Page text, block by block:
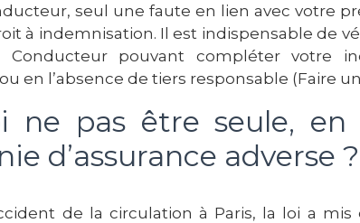
seul une faute en lien avec votre
à indemnisation. Il est indispensable de
Conducteur pouvant compléter votre
en l’absence de tiers responsable (Faire
ne pas être seule,
d’assurance adverse ?
de la circulation à Paris, la loi a mis